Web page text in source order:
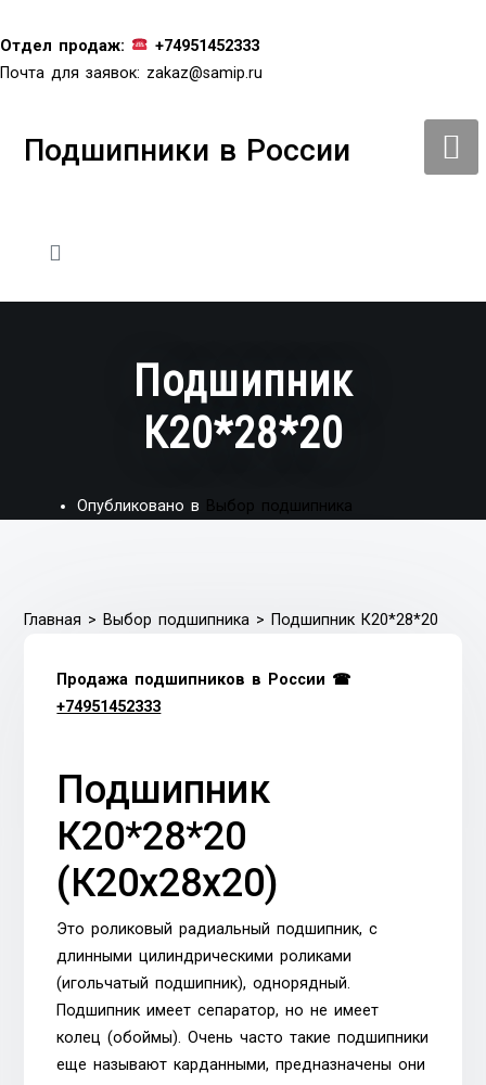
к
содержимому
Отдел продаж:
+74951452333
Почта для заявок: zakaz@samip.ru
Подшипники в России
Подшипник
К20*28*20
Опубликовано в Выбор подшипника
Главная > Выбор подшипника > Подшипник К20*28*20
Продажа подшипников в России ☎
+74951452333
Подшипник
К20*28*20
(К20х28х20)
Это роликовый радиальный подшипник, с
длинными цилиндрическими роликами
(игольчатый подшипник), однорядный.
Подшипник имеет сепаратор, но не имеет
колец (обоймы). Очень часто такие подшипники
еще называют карданными, предназначены они